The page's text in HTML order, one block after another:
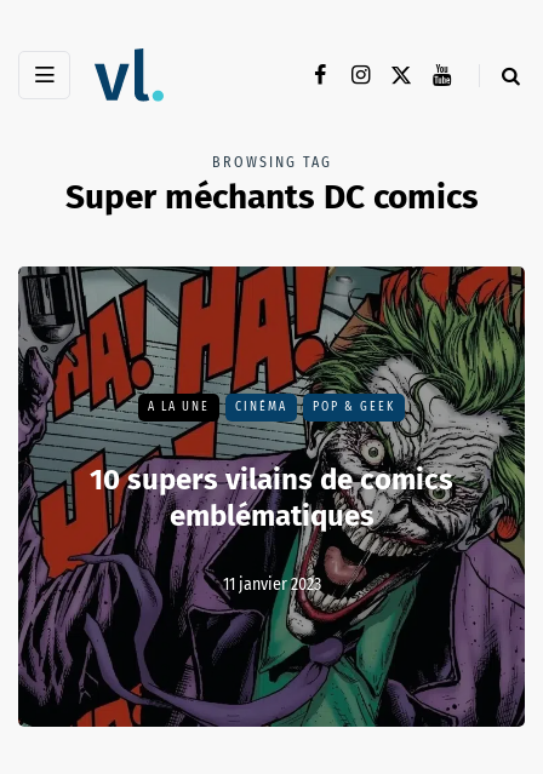
BROWSING TAG
Super méchants DC comics
A LA UNE CINÉMA POP & GEEK
10 supers vilains de comics
emblématiques
11 janvier 2023